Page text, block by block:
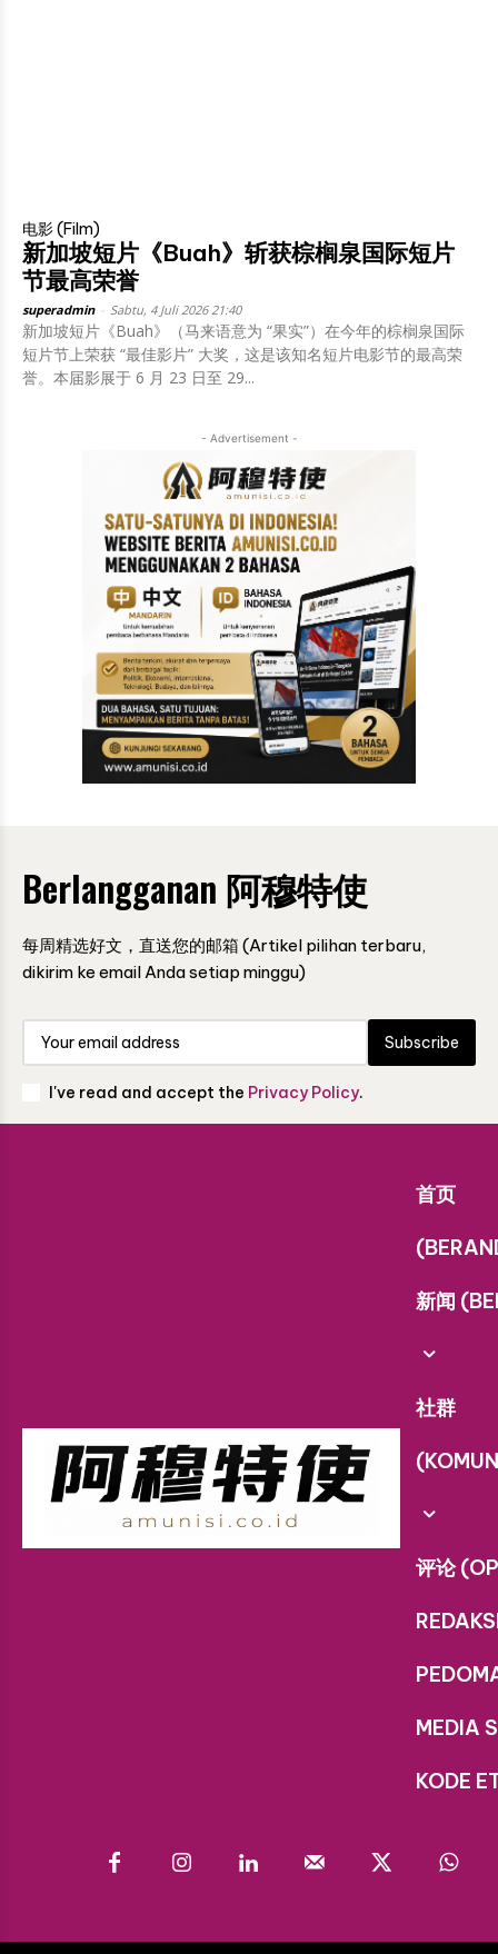
电影 (Film)
新加坡短片《Buah》斩获棕榈泉国际短片
节最高荣誉
superadmin Sabtu, 4 Juli 2026 21:40
新加坡短片《Buah》（马来语意为 “果实”）在今年的棕榈泉国际
短片节上荣获 “最佳影片” 大奖，这是该知名短片电影节的最高荣
誉。本届影展于 6 月 23 日至 29...
- Advertisement -
Berlangganan 阿穆特使
每周精选好文，直送您的邮箱 (Artikel pilihan terbaru,
dikirim ke email Anda setiap minggu)
Subscribe
I've read and accept the Privacy Policy.
首页
新闻
社群
评论
MEDIA
KODE